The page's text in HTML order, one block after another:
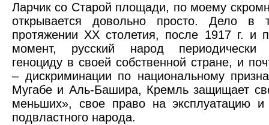
Ларчик со Старой площади, по моему
открывается довольно просто. Дело в
протяжении XX столетия, после 1917 г. и
момент, русский народ периодически
геноциду в своей собственной стране, и
– дискриминации по национальному
Мугабе и Аль-Башира, Кремль защищает
меньших», свое право на эксплуатацию и
подвластного народа.